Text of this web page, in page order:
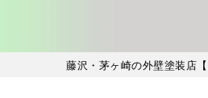
藤沢・茅ヶ崎の外壁塗装店【